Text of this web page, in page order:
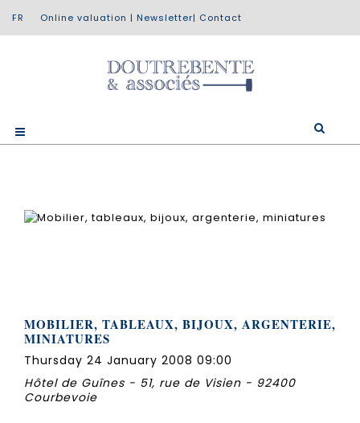
Online valuation | Newsletter| Contact
MOBILIER, TABLEAUX, BIJOUX, ARGENTERIE,
MINIATURES
Thursday 24 January 2008 09:00
Hôtel de Guînes - 51, rue de Visien - 92400
Courbevoie